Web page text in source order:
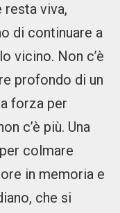
resta viva,
di continuare a
vicino. Non c’è
profondo di un
forza per
c’è più. Una
colmare
in memoria e
che si